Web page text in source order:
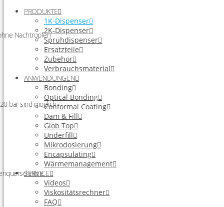
PRODUKTE
1K-Dispenser
2K-Dispenser
Sprühdispenser
Ersatzteile
Zubehör
Verbrauchsmaterial
ANWENDUNGEN
Bonding
Optical Bonding
Conformal Coating
Dam & Fill
Glob Top
Underfill
Mikrodosierung
Encapsulating
Wärmemanagement
SERVICE
Videos
Viskositätsrechner
FAQ
Nachtropfen
bar sind möglich